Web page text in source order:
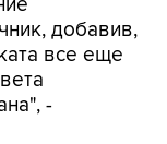
добавив,
все еще
-